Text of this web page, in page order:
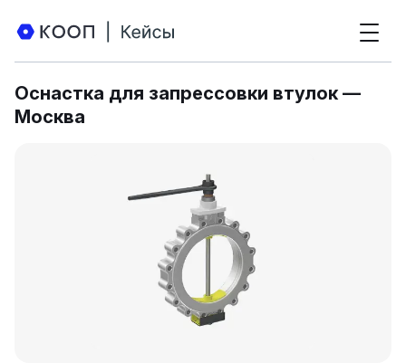
Оснастка для запрессовки втулок —
Москва